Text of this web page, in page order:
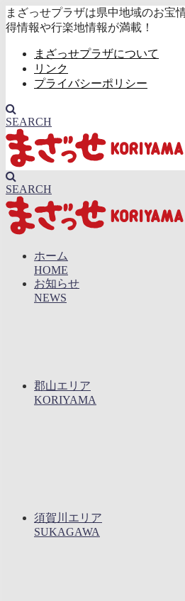
まざっせプラザは県中地域のお宝
得情報や行楽地情報が満載！
まざっせプラザについて
リンク
プライバシーポリシー
SEARCH
SEARCH
ホーム
HOME
お知らせ
NEWS
郡山エリア
KORIYAMA
須賀川エリア
SUKAGAWA